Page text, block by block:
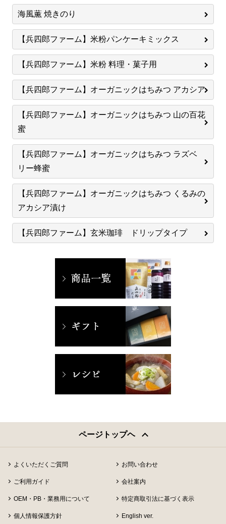
海風薫 焼きのり
【兵四郎ファーム】米粉パンケーキミックス
【兵四郎ファーム】米粉 料理・菓子用
【兵四郎ファーム】オーガニックはちみつ アカシア
【兵四郎ファーム】オーガニックはちみつ 山の百花
蜜
【兵四郎ファーム】オーガニックはちみつ ラズベ
リー蜂蜜
【兵四郎ファーム】オーガニックはちみつ くるみの
アカシア漬け
【兵四郎ファーム】玄米珈琲 ドリップタイプ
ページトップヘ
よくいただくご質問 お問い合わせ
ご利用ガイド 会社案内
OEM・PB・業務用について 特定商取引法に基づく表示
個人情報保護方針 English ver.